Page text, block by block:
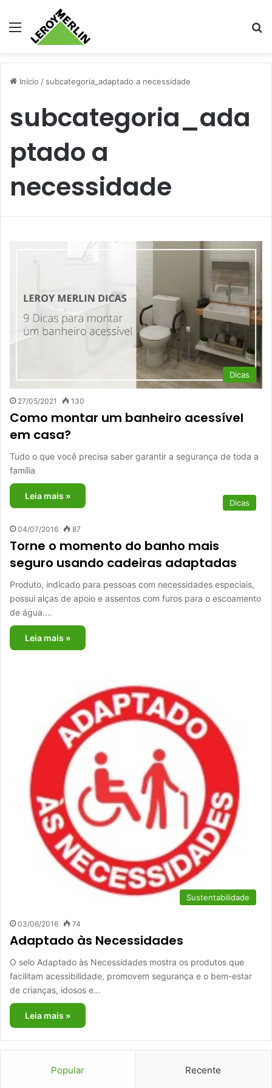
Menu
Início / subcategoria_adaptado a necessidade
subcategoria_ada
ptado a
necessidade
Dicas
27/05/2021 130
Como montar um banheiro acessível
em casa?
Tudo o que você precisa saber garantir a segurança de toda a
família
Leia mais »
Dicas
04/07/2016 87
Torne o momento do banho mais
seguro usando cadeiras adaptadas
Produto, indicado para pessoas com necessidades especiais,
possui alças de apoio e assentos com furos para o escoamento
de água.…
Leia mais »
Sustentabilidade
03/06/2016 74
Adaptado às Necessidades
O selo Adaptado às Necessidades mostra os produtos que
facilitam acessibilidade, promovem segurança e o bem-estar
de crianças, idosos e…
Leia mais »
Popular Recente